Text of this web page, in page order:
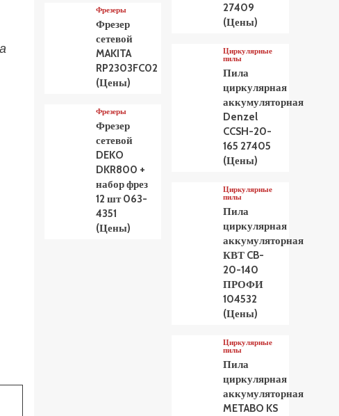
Фрезеры
Фрезер
сетевой
MAKITA
RP2303FC02
(Цены)
Фрезеры
Фрезер
сетевой
DEKO
DKR800 +
набор фрез
12 шт 063-
4351
(Цены)
27409
(Цены)
Циркулярные
пилы
Пила
циркулярная
аккумуляторная
Denzel
CCSH-20-
165 27405
(Цены)
Циркулярные
пилы
Пила
циркулярная
аккумуляторная
КВТ CB-
20-140
ПРОФИ
104532
(Цены)
Циркулярные
пилы
Пила
циркулярная
аккумуляторная
METABO KS